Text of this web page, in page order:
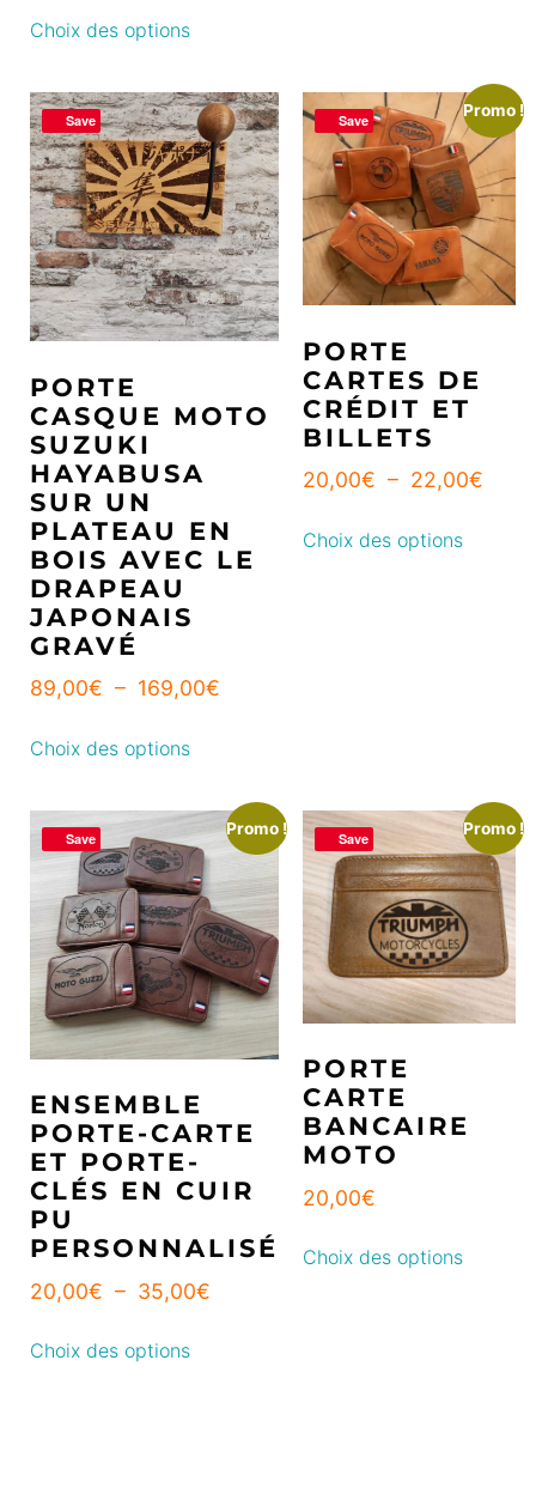
Choix des options
Save
PORTE
CASQUE MOTO
SUZUKI
HAYABUSA
SUR UN
PLATEAU EN
BOIS AVEC LE
DRAPEAU
JAPONAIS
GRAVÉ
89,00€ – 169,00€
Choix des options
Save
Promo !
PORTE
CARTES DE
CRÉDIT ET
BILLETS
20,00€ – 22,00€
Choix des options
Save
Promo !
ENSEMBLE
PORTE-CARTE
ET PORTE-
CLÉS EN CUIR
PU
PERSONNALISÉ
20,00€ – 35,00€
Choix des options
Save
Promo !
PORTE
CARTE
BANCAIRE
MOTO
20,00€
Choix des options